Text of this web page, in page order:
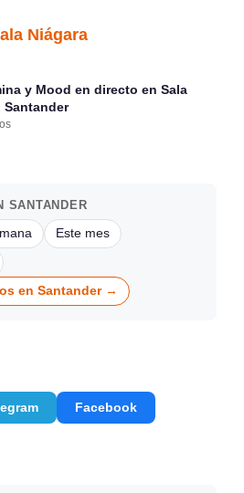
Niágara
y Mood en directo en Sala
Santander
SANTANDER
Este mes
en Santander →
Facebook